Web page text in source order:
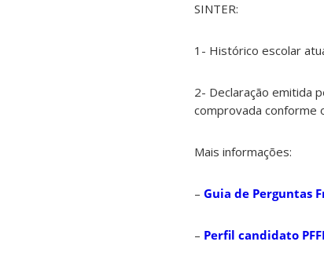
SINTER:
1- Histórico escolar
2- Declaração emitida
comprovada conforme
Mais informações:
– Guia de Perguntas
– Perfil candidato